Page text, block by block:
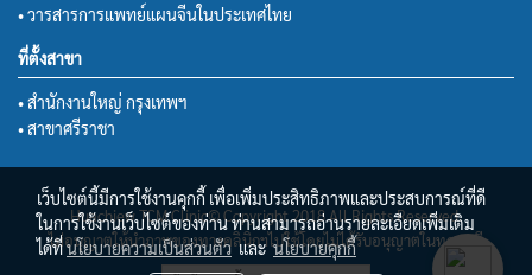
• วารสารการแพทย์แผนจีนในประเทศไทย
ที่ตั้งสาขา
• สำนักงานใหญ่ กรุงเทพฯ
• สาขาศรีราชา
Huachiew TCM Clinic© Copyright 2018 All Rights Reserved.
ไม่อนุญาตให้นำภาพของทางคลินิกฯไปใช้โดยไม่ได้รับอนุญาตในทุกกรณี
เว็บไซต์นี้มีการใช้งานคุกกี้ เพื่อเพิ่มประสิทธิภาพและประสบการณ์ที่ดี
ในการใช้งานเว็บไซต์ของท่าน ท่านสามารถอ่านรายละเอียดเพิ่มเติม
ได้ที่นโยบายความเป็นส่วนตัวและนโยบายคุกกี้